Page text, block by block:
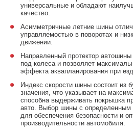
универсальные и обладают
качество.
Асимметричные летние шины
управляемостью в поворотах и
движении.
Направленный протектор
под колеса и позволяет
эффекта аквапланирования при
Индекс скорости шины состоит из
значения, что указывает на
способна выдерживать покрышка
авто. Выбор шины с определенным
для обеспечения безопасности и
производительности автомобиля.